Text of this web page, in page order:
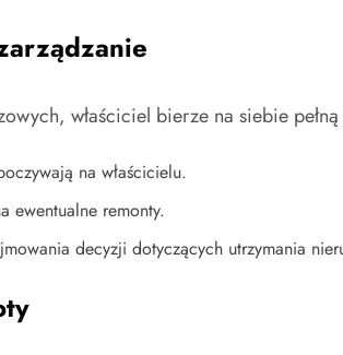
właściciel bierze na siebie
na właścicielu.
ewentualne remonty.
decyzji dotyczących utrzymania